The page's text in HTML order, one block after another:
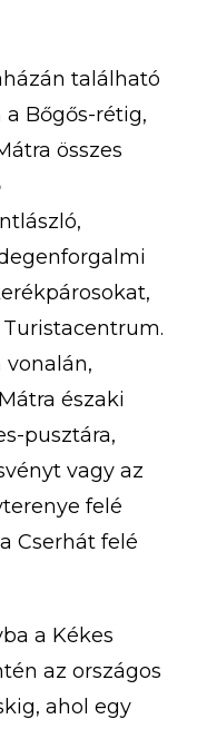
található
Bőgős-rétig,
összes
vonalán,
északi
pusztára,
vagy az
felé
Cserhát felé
a Kékes
az országos
ahol egy